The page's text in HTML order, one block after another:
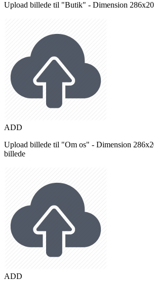
Upload billede til "Butik" - Dimension
ADD
Upload billede til "Om os" - Dimension
billede
ADD